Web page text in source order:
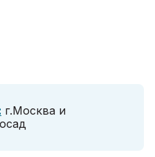
г.Москва и